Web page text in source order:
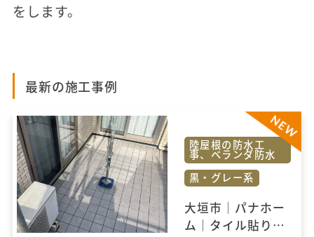
をします。
最新の施工事例
陸屋根の防水工
事、ベランダ防水
黒・グレー系
大垣市｜パナホー
ム｜タイル貼りの